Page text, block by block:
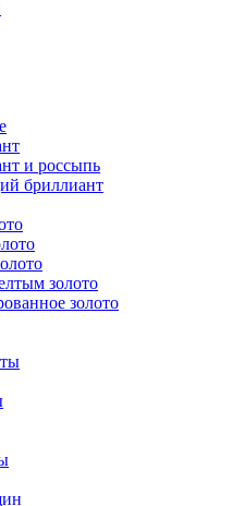
и россыпь
бриллиант
золото
золото